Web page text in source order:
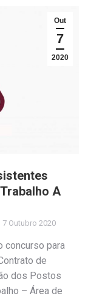
Out
7
2020
A
7 Outubro 2020
concurso para
de
dos Postos
– Área de